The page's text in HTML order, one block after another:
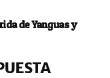
de Yanguas y